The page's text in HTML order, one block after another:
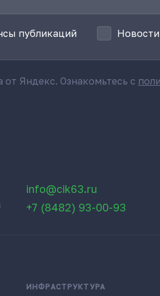
публикаций
Яндекс. Ознакомьтесь с
info@cik63.ru
+7 (8482) 93-00-93
ИНФРАСТРУКТУРА